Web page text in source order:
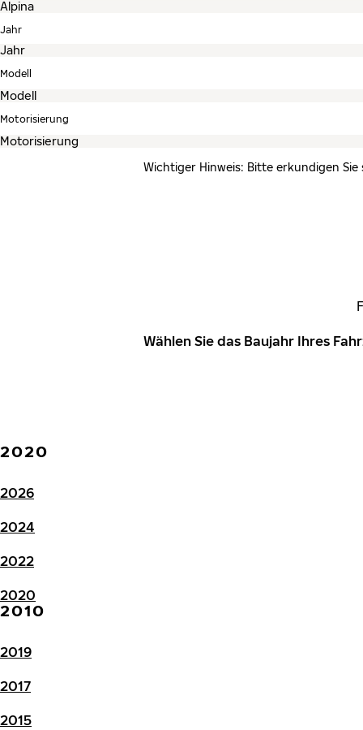
Jahr
Modell
Motorisierung
Wichtiger Hinweis: Bitte erkundigen
Wählen Sie das Baujahr Ihres
2020
2026
2024
2022
2020
2010
2019
2017
2015